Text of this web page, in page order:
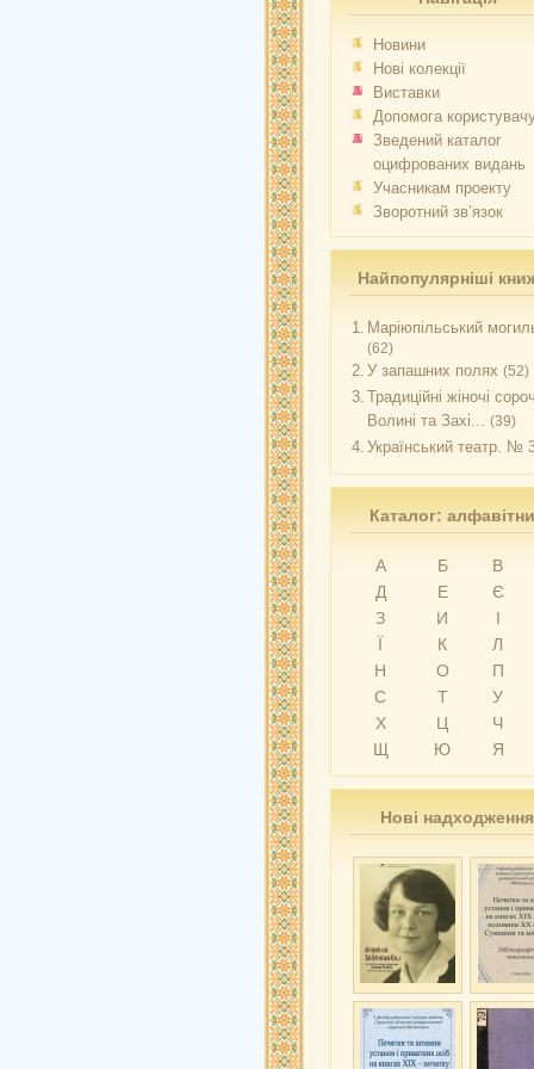
Новини
Нові колекції
Виставки
Допомога
Зведений каталог
оцифрованих видань
Учасникам проекту
Зворотний зв’язок
Найпопулярніші
1. Маріюпільський
(62)
2. У запашних полях (52)
3. Традиційні жіночі
Волині та Захі... (39)
4. Український театр. №
Каталог:
А Б
В
Д
Е
Є
З
И
І
Ї
К
Л
Н
О
П
С
Т
У
Х
Ц
Ч
Щ
Ю Я
Нові надходження